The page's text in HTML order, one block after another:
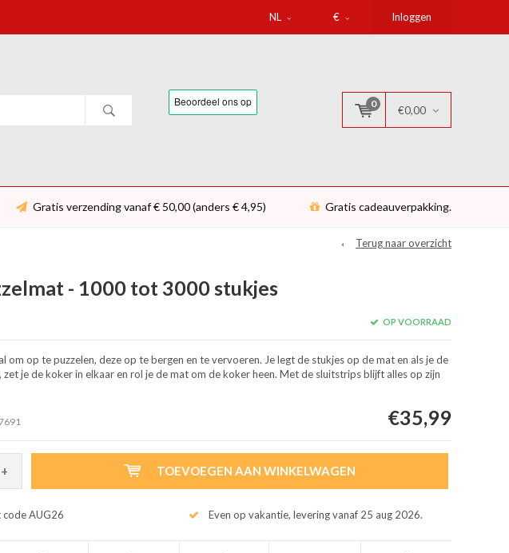
NL € Inloggen
0
€0,00
Gratis verzending vanaf € 50,00 (anders € 4,95) Gratis cadeauverpakking.
Terug naar overzicht
- 1000 tot 3000 stukjes
OP VOORRAAD
om op te puzzelen, deze op te bergen en te vervoeren. Je legt de stukjes op de mat en als je de
je de koker in elkaar en rol je de mat om de koker heen. Met de sluitstrips blijft alles op zijn
€35,99
+ TOEVOEGEN AAN WINKELWAGEN
AUG26 Even op vakantie, levering vanaf 25 aug 2026.